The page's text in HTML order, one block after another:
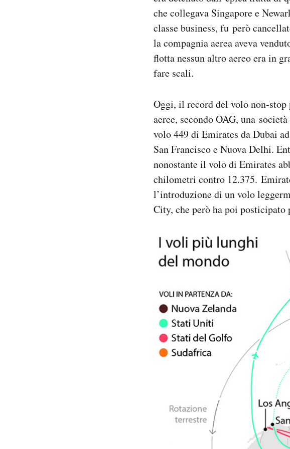
che collegava Singapore e
classe business, fu però
la compagnia aerea aveva
flotta nessun altro aereo era in
fare scali.
Oggi, il record del volo non-
aeree, secondo OAG, una
volo 449 di Emirates da Dubai
San Francisco e Nuova Delhi.
nonostante il volo di Emirates
chilometri contro 12.375.
l’introduzione di un volo
City, che però ha poi posticipato